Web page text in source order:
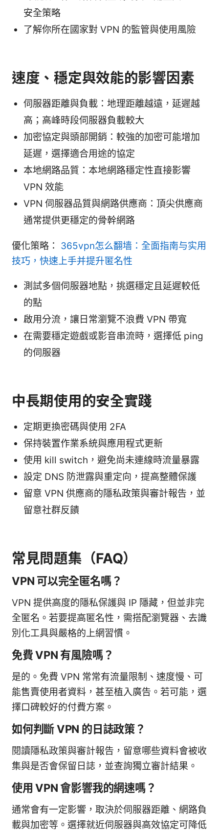
安全策略
了解你所在國家對 VPN 的監管與使用風險
速度、穩定與效能的影響因素
伺服器距離與負載：地理距離越遠，延遲越
高；高峰時段伺服器負載較大
加密協定與頭部開銷：較強的加密可能增加
延遲，選擇適合用途的協定
本地網路品質：本地網路穩定性直接影響
VPN 效能
VPN 伺服器品質與網路供應商：頂尖供應商
通常提供更穩定的骨幹網路
優化策略： 365vpn怎么翻墙：全面指南与实用
技巧，快速上手并提升匿名性
測試多個伺服器地點，挑選穩定且延遲較低
的點
啟用分流，讓日常瀏覽不浪費 VPN 帶寬
在需要穩定遊戲或影音串流時，選擇低 ping
的伺服器
中長期使用的安全實踐
定期更換密碼與使用 2FA
保持裝置作業系統與應用程式更新
使用 kill switch，避免尚未連線時流量暴露
設定 DNS 防泄露與重定向，提高整體保護
留意 VPN 供應商的隱私政策與審計報告，並
留意社群反饋
常見問題集（FAQ）
VPN 可以完全匿名嗎？
VPN 提供高度的隱私保護與 IP 隱藏，但並非完
全匿名。若要提高匿名性，需搭配瀏覽器、去識
別化工具與嚴格的上網習慣。
免費 VPN 有風險嗎？
是的。免費 VPN 常常有流量限制、速度慢、可
能售賣使用者資料，甚至植入廣告。若可能，選
擇口碑較好的付費方案。
如何判斷 VPN 的日誌政策？
閱讀隱私政策與審計報告，留意哪些資料會被收
集與是否會保留日誌，並查詢獨立審計結果。
使用 VPN 會影響我的網速嗎？
通常會有一定影響，取決於伺服器距離、網路負
載與加密等。選擇就近伺服器與高效協定可降低